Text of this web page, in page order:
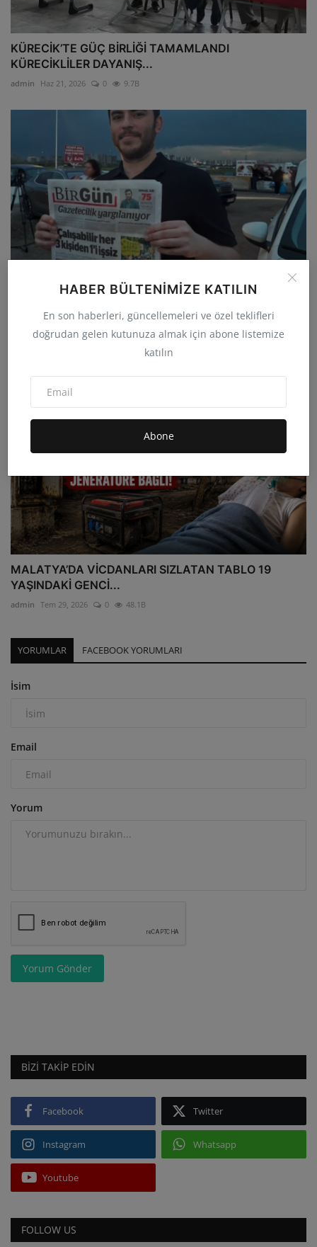
HABER BÜLTENIMIZE KATILIN
En son haberleri, güncellemeleri ve özel teklifleri
doğrudan gelen kutunuza almak için abone listemize
katılın
Abone
KÜRECİK’TE GÜÇ BİRLİĞİ TAMAMLANDI
KÜRECİKLİLER DAYANIŞ...
admin Haz 21, 2026 0 9.7B
75 Gün Sonra Gelen Özgürlük Gazeteci İsmail Arı
MALATYA’DA VİCDANLARI SIZLATAN TABLO 19
YAŞINDAKİ GENCİ...
admin Tem 29, 2026 0 48.1B
YORUMLAR FACEBOOK YORUMLARI
İsim
Email
Yorum
Yorum Gönder
BIZI TAKIP EDIN
Facebook Twitter
Instagram Whatsapp
Youtube
FOLLOW US